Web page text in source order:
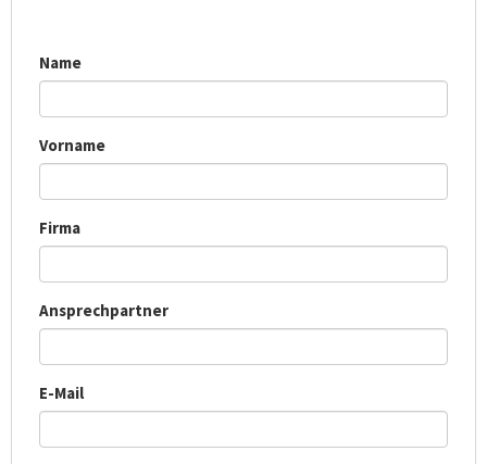
Name
Vorname
Firma
Ansprechpartner
E-Mail